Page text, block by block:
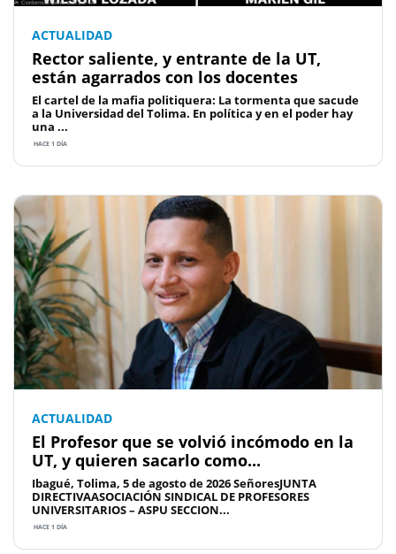
ACTUALIDAD
Rector saliente, y entrante de la UT,
están agarrados con los docentes
El cartel de la mafia politiquera: La tormenta que sacude
a la Universidad del Tolima. En política y en el poder hay
una ...
HACE 1 DÍA
ACTUALIDAD
El Profesor que se volvió incómodo en la
UT, y quieren sacarlo como...
Ibagué, Tolima, 5 de agosto de 2026 SeñoresJUNTA
DIRECTIVAASOCIACIÓN SINDICAL DE PROFESORES
UNIVERSITARIOS – ASPU SECCION...
HACE 1 DÍA